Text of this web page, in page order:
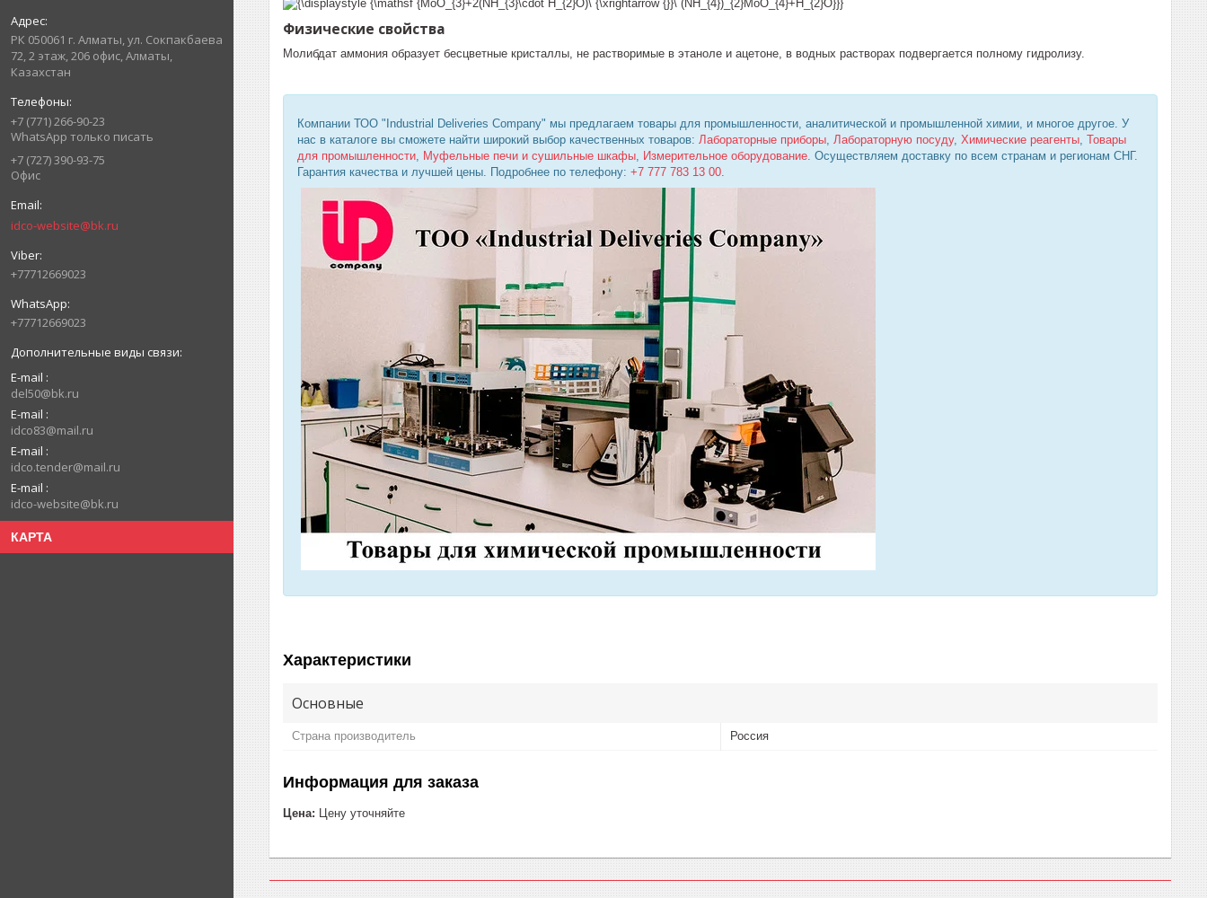
РК 050061 г. Алматы, ул. Сокпакбаева
72, 2 этаж, 206 офис, Алматы,
Казахстан
+7 (771) 266-90-23
WhatsApp только писать
+7 (727) 390-93-75
Офис
idco-website@bk.ru
+77712669023
+77712669023
E-mail
del50@bk.ru
E-mail
idco83@mail.ru
E-mail
idco.tender@mail.ru
E-mail
idco-website@bk.ru
КАРТА
Физические свойства
Молибдат аммония образует бесцветные кристаллы, не растворимые в этаноле и ацетоне, в водных растворах подвергается полному гидролизу.
Компании ТОО "Industrial Deliveries Company" мы предлагаем товары для промышленности, аналитической и промышленной химии, и многое другое. У
нас в каталоге вы сможете найти широкий выбор качественных товаров: Лабораторные приборы Лабораторную посуду, Химические реагенты Товары
для промышленности Муфельные печи и сушильные шкафы Измерительное оборудование . Осуществляем доставку по всем странам и регионам СНГ.
Гарантия качества и лучшей цены. Подробнее по телефону: +7 777 783 13 00
Характеристики
Основные
Страна производитель Россия
Информация для заказа
Цена: Цену уточняйте